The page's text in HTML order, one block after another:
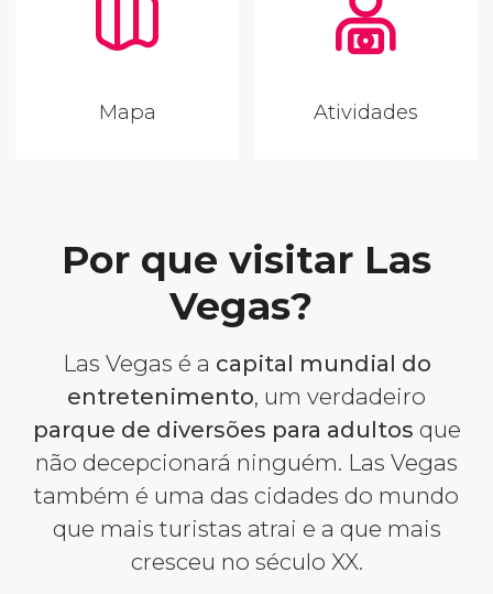
Mapa Atividades
Por que visitar Las
Vegas?
Las Vegas é a capital mundial do
entretenimento, um verdadeiro
parque de diversões para adultos que
não decepcionará ninguém. Las Vegas
também é uma das cidades do mundo
que mais turistas atrai e a que mais
cresceu no século XX.